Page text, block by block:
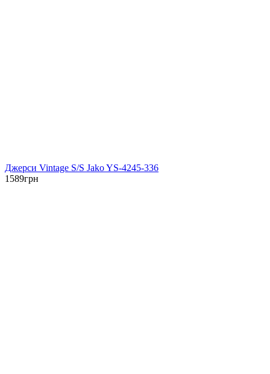
Джерси Vintage S/S Jako YS-4245-336
1589грн